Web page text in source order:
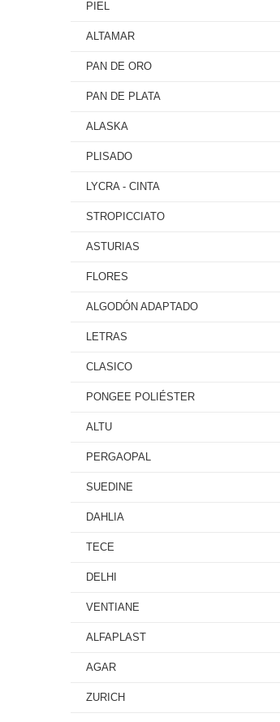
PIEL
ALTAMAR
PAN DE ORO
PAN DE PLATA
ALASKA
PLISADO
LYCRA - CINTA
STROPICCIATO
ASTURIAS
FLORES
ALGODÓN ADAPTADO
LETRAS
CLASICO
PONGEE POLIÉSTER
ALTU
PERGAOPAL
SUEDINE
DAHLIA
TECE
DELHI
VENTIANE
ALFAPLAST
AGAR
ZURICH